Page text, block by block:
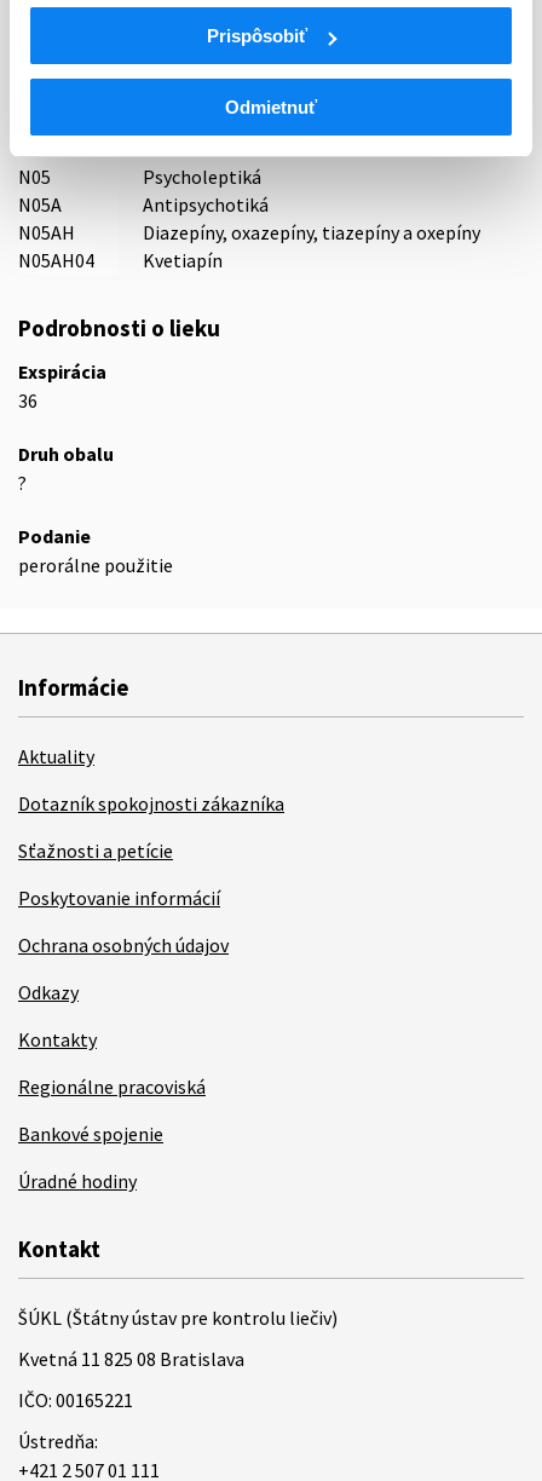
Prispôsobiť
Odmietnuť
68 - ANTIPSYCHOTICA (NEUROLEPTICA)
N05
Psycholeptiká
N05A
Antipsychotiká
N05AH
Diazepíny, oxazepíny, tiazepíny a oxepíny
N05AH04
Kvetiapín
Podrobnosti o lieku
Exspirácia
36
Druh obalu
?
Podanie
perorálne použitie
Informácie
Aktuality
Dotazník spokojnosti zákazníka
Sťažnosti a petície
Poskytovanie informácií
Ochrana osobných údajov
Odkazy
Kontakty
Regionálne pracoviská
Bankové spojenie
Úradné hodiny
Kontakt
ŠÚKL (Štátny ústav pre kontrolu liečiv)
Kvetná 11 825 08 Bratislava
IČO: 00165221
Ústredňa:
+421 2 507 01 111